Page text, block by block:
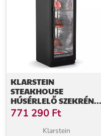
KLARSTEIN
STEAKHOUSE
HÚSÉRLELŐ SZEKRÉNY,
352 L,
ANTIBAKTERIÁLIS, LED,
ÉRINTÉSVEZÉRLÉS,
771 290 Ft
Klarstein